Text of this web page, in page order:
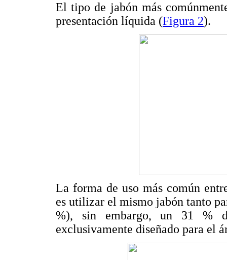
El tipo de jabón más
presentación líquida (Figura 2).
La forma de uso más común
es utilizar el mismo jabón tanto
%), sin embargo, un 31 %
exclusivamente diseñado para el